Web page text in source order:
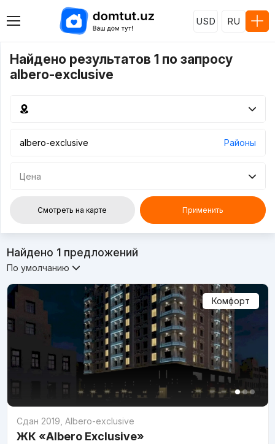
USD RU
Найдено результатов 1 по запросу
albero-exclusive
Районы
Цена
Смотреть на карте Применить
Найдено 1предложений
По умолчанию
Комфорт
Сдан 2019 Albero-exclusive
ЖК «Albero Exclusive»